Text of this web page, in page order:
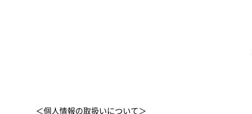
＜個人情報の取扱いについて＞